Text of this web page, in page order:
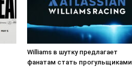
Williams в шутку предлагает
фанатам стать прогульщиками